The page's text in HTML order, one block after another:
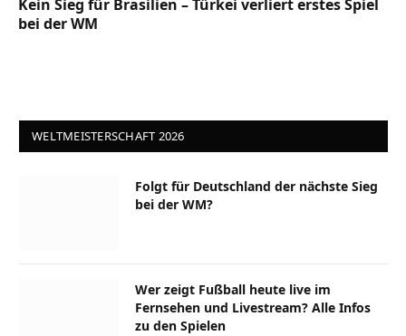
Kein Sieg für Brasilien – Türkei verliert erstes Spiel
bei der WM
WELTMEISTERSCHAFT 2026
Folgt für Deutschland der nächste Sieg
bei der WM?
Wer zeigt Fußball heute live im
Fernsehen und Livestream? Alle Infos
zu den Spielen